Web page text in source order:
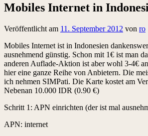
Mobiles Internet in
Veröffentlicht am 11. September 2012 von ro
Mobiles Internet ist in Indonesien
ausnehmend günstig. Schon mit 1€ ist man
anderen Auflade-Aktion ist aber wohl 3-4€
hier eine ganze Reihe von Anbietern. Die
ich nehmen SIMPati. Die Karte kostet am
Nebenan 10.000 IDR (0.90 €)
Schritt 1: APN einrichten (der ist mal
APN: internet